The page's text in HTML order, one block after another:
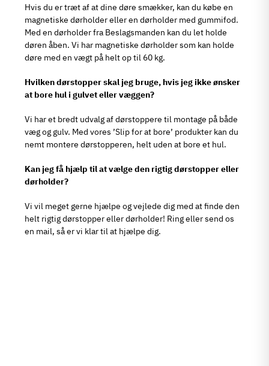
Hvis du er træt af at dine døre smækker, kan du købe en
magnetiske dørholder eller en dørholder med gummifod.
Med en dørholder fra Beslagsmanden kan du let holde
døren åben. Vi har magnetiske dørholder som kan holde
døre med en vægt på helt op til 60 kg.
Hvilken dørstopper skal jeg bruge, hvis jeg ikke ønsker
at bore hul i gulvet eller væggen?
Vi har et bredt udvalg af dørstoppere til montage på både
væg og gulv. Med vores ’Slip for at bore’ produkter kan du
nemt montere dørstopperen, helt uden at bore et hul.
Kan jeg få hjælp til at vælge den rigtig dørstopper eller
dørholder?
Vi vil meget gerne hjælpe og vejlede dig med at finde den
helt rigtig dørstopper eller dørholder! Ring eller send os
en mail, så er vi klar til at hjælpe dig.